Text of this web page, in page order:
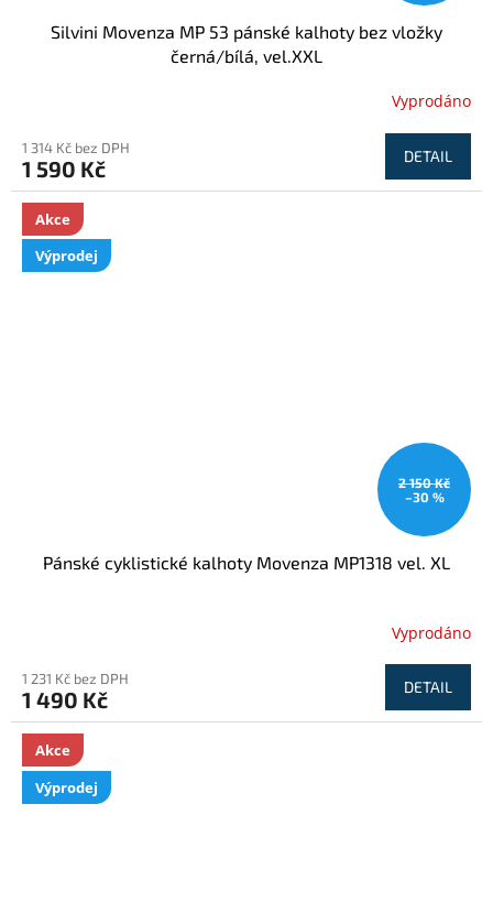
Silvini Movenza MP 53 pánské kalhoty bez vložky
černá/bílá, vel.XXL
Vyprodáno
1 314 Kč bez DPH
1 590 Kč DETAIL
Akce
Výprodej
2 150 Kč
–30 %
Pánské cyklistické kalhoty Movenza MP1318 vel. XL
Vyprodáno
1 231 Kč bez DPH
1 490 Kč DETAIL
Akce
Výprodej